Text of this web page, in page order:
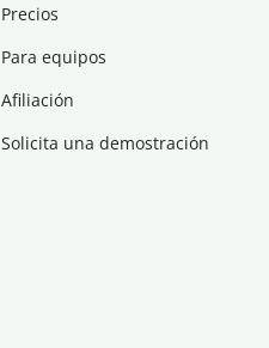
Precios
Para equipos
Afiliación
Solicita una demostración